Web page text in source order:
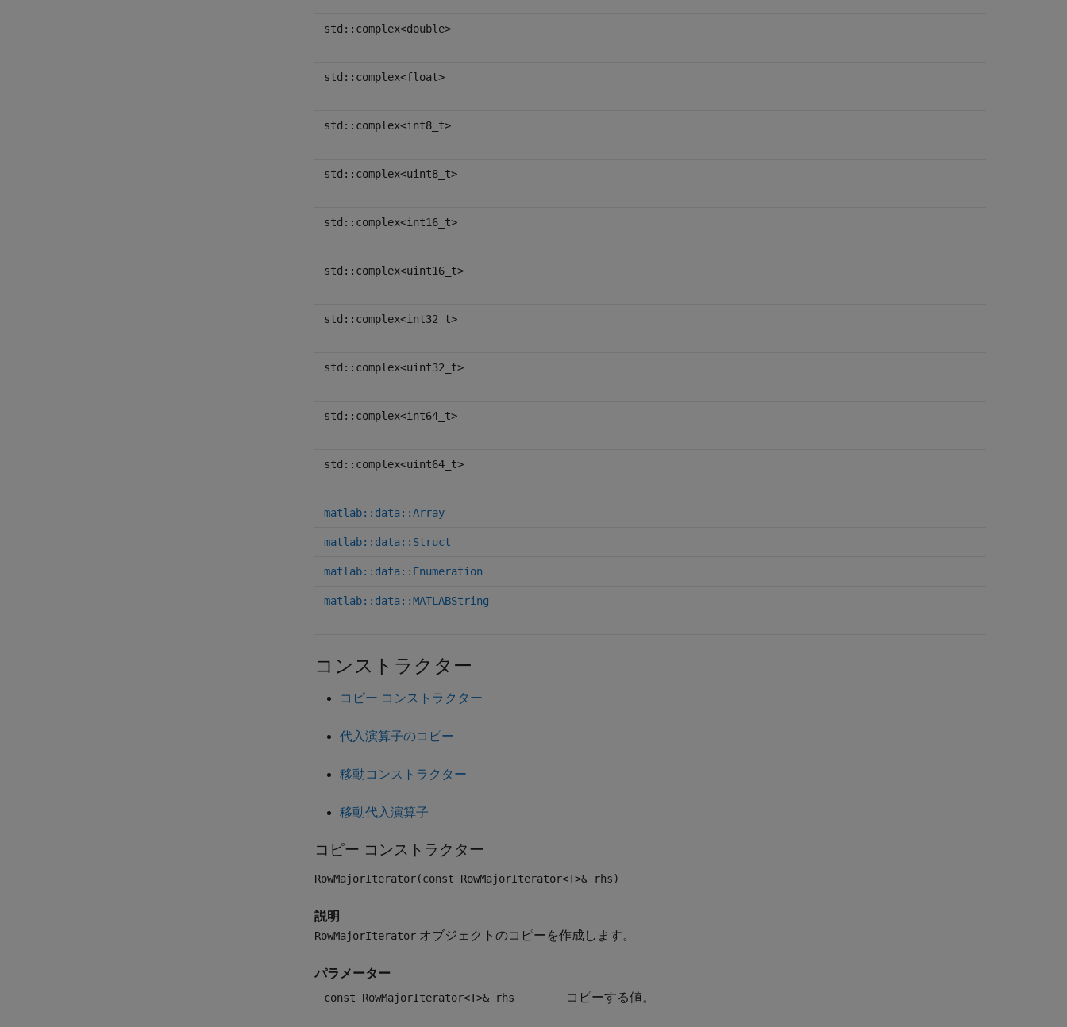
std::complex<double>
std::complex<float>
std::complex<int8_t>
std::complex<uint8_t>
std::complex<int16_t>
std::complex<uint16_t>
std::complex<int32_t>
std::complex<uint32_t>
std::complex<int64_t>
std::complex<uint64_t>
matlab::data::Array
matlab::data::Struct
matlab::data::Enumeration
matlab::data::MATLABString
コンストラクター
コピー コンストラクター
代入演算子のコピー
移動コンストラクター
移動代入演算子
コピー コンストラクター
RowMajorIterator(const RowMajorIterator<T>& rhs)
説明
RowMajorIterator オブジェクトのコピーを作成します。
パラメーター
const RowMajorIterator<T>& rhs コピーする値。